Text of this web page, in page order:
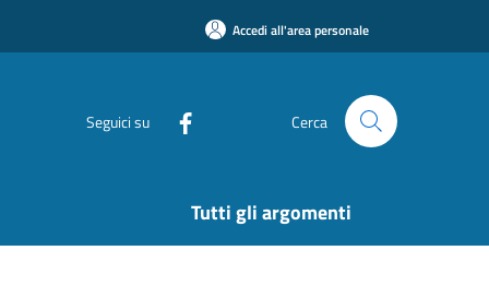
Accedi all'area personale
Seguici su Cerca
Tutti gli argomenti